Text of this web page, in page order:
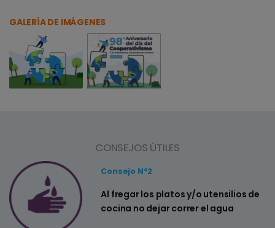
GALERÍA DE IMÁGENES
CONSEJOS ÚTILES
Consejo Nº2
Al fregar los platos y/o utensilios de
cocina no dejar correr el agua